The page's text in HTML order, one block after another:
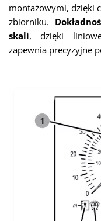
montażowymi, dzięki
zbiorniku.
skali, dzięki
zapewnia precyzyjne